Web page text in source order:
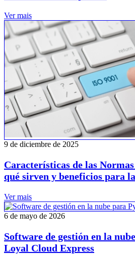
Ver mais
9 de diciembre de 2025
Características de las
qué sirven y beneficios para
Ver mais
6 de mayo de 2026
Software de gestión en la
Loyal Cloud Express